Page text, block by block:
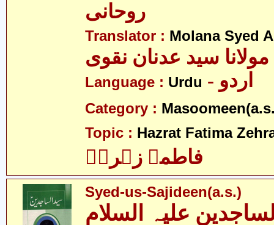
روحانی
Translator : Molana Syed
مولانا سید عدنان نقوی
Language : Urdu - اردو
Category :
Topic : Hazrat Fatima
فاطمہ زہراؑ
Syed-us-Sajideen(a.s.)